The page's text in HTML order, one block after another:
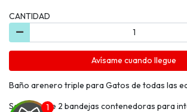
CANTIDAD
Avísame cuando llegue
Baño arenero triple para Gatos de todas las
Se compone 2 bandejas contenedoras para